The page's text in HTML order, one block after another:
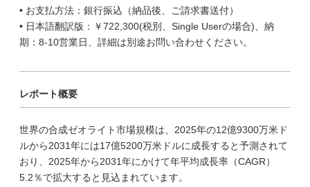
• お支払方法：銀行振込（納品後、ご請求書送付）
• 日本語翻訳版：￥722,300(税別、Single Userの場合)、納
期：8-10営業日、詳細は別途お問い合わせください。
レポート概要
世界の合成ゼオライト市場規模は、2025年の12億9300万米ド
ルから2031年には17億5200万米ドルに成長すると予測されて
おり、2025年から2031年にかけて年平均成長率（CAGR）
5.2％で拡大すると見込まれています。